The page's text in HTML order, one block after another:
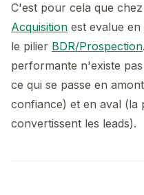
C'est pour cela que
Acquisition est evalue en
le pilier BDR/Prospection
performante n'existe
ce qui se passe en
confiance) et en aval (la
convertissent les leads).